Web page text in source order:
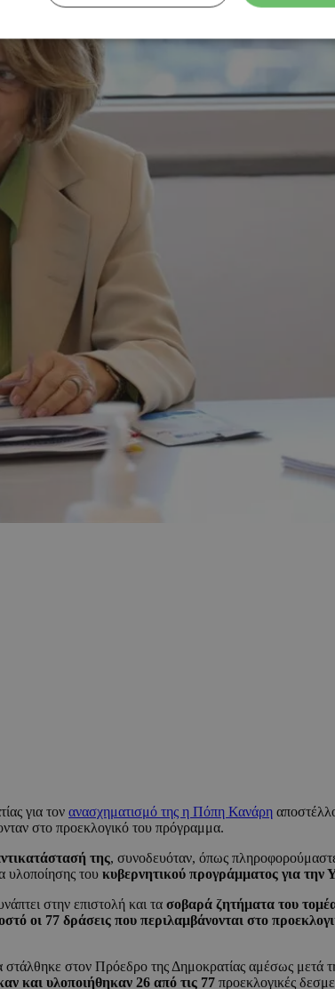
για τον ανασχηματισμό της η Πόπη Κανάρη
στο προεκλογικό του πρόγραμμα.
της, συνοδευόταν, όπως
υλοποίησης του κυβερνητικού προγράμματος για την
στην επιστολή και τα σοβαρά ζητήματα του
οι 77 δράσεις που περιλαμβάνονται στο
στον Πρόεδρο της Δημοκρατίας αμέσως μετά
και υλοποιήθηκαν 26 από τις 77 προεκλογικές